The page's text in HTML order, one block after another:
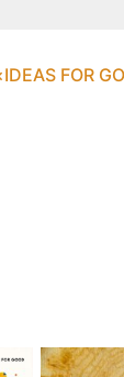
FOR